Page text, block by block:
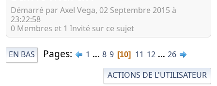
Démarré par Axel Vega, 02 Septembre 2015 à
23:22:58
0 Membres et 1 Invité sur ce sujet
EN BAS Pages 1 ... 8 9 10 11 12 ... 26
ACTIONS DE L'UTILISATEUR